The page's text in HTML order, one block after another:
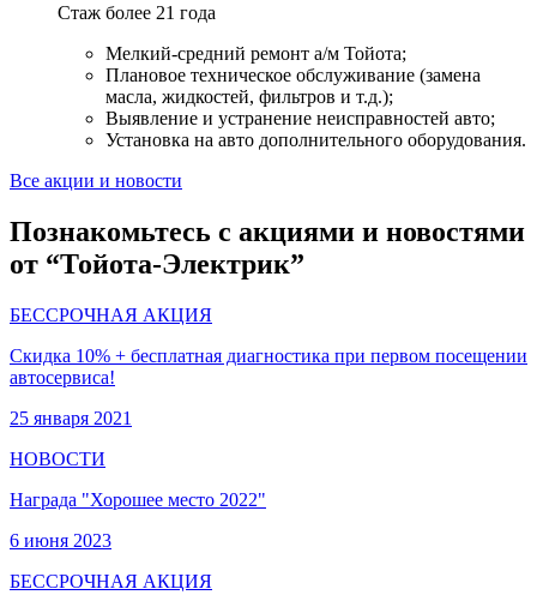
Стаж более 21 года
Мелкий-средний ремонт а/м Тойота;
Плановое техническое обслуживание (замена
масла, жидкостей, фильтров и т.д.);
Выявление и устранение неисправностей авто;
Установка на авто дополнительного оборудования.
Все акции и новости
Познакомьтесь с акциями и новостями
от “Тойота-Электрик”
БЕССРОЧНАЯ АКЦИЯ
Скидка 10% + бесплатная диагностика при первом посещении
автосервиса!
25 января 2021
НОВОСТИ
Награда "Хорошее место 2022"
6 июня 2023
БЕССРОЧНАЯ АКЦИЯ